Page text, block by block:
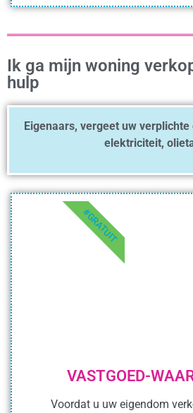
Ik ga mijn woning
hulp
Eigenaars, vergeet uw verplichte
elektriciteit,
VASTGOED-
Voordat u uw eigendom
#GRATUIT